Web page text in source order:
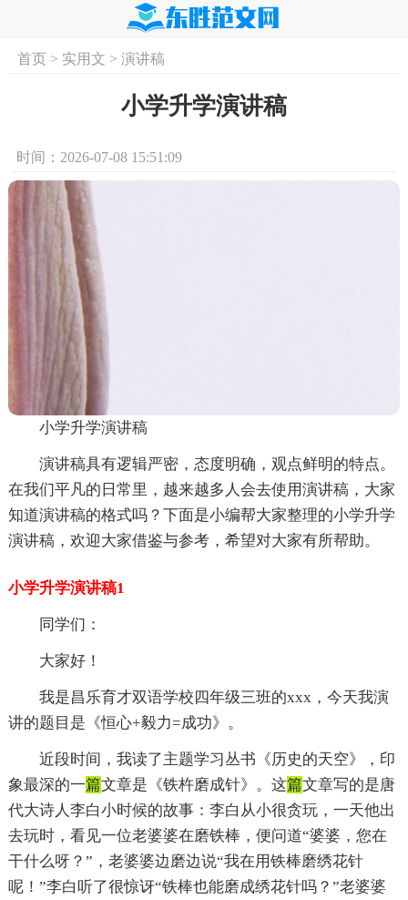
首页 实用文
首页> 实用文 > 演讲稿
小学升学演讲稿
时间：2026-07-08 15:51:09
小学升学演讲稿
演讲稿具有逻辑严密，态度明确，观点鲜明的特点。
在我们平凡的日常里，越来越多人会去使用演讲稿，大家
知道演讲稿的格式吗？下面是小编帮大家整理的小学升学
演讲稿，欢迎大家借鉴与参考，希望对大家有所帮助。
小学升学演讲稿1
同学们：
大家好！
我是昌乐育才双语学校四年级三班的xxx，今天我演
讲的题目是《恒心+毅力=成功》。
近段时间，我读了主题学习丛书《历史的天空》，印
象最深的一篇文章是《铁杵磨成针》。这篇文章写的是唐
代大诗人李白小时候的故事：李白从小很贪玩，一天他出
去玩时，看见一位老婆婆在磨铁棒，便问道“婆婆，您在
干什么呀？”，老婆婆边磨边说“我在用铁棒磨绣花针
呢！”李白听了很惊讶“铁棒也能磨成绣花针吗？”老婆婆